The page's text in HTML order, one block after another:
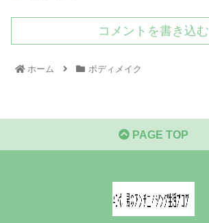
コメントを書き込む
ホーム ボディメイク
PAGE TOP